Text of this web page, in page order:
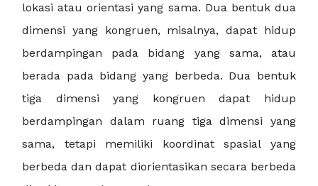
lokasi atau orientasi yang sama. Dua bentuk dua
dimensi yang kongruen, misalnya, dapat hidup
berdampingan pada bidang yang sama, atau
berada pada bidang yang berbeda. Dua bentuk
tiga dimensi yang kongruen dapat hidup
berdampingan dalam ruang tiga dimensi yang
sama, tetapi memiliki koordinat spasial yang
berbeda dan dapat diorientasikan secara berbeda